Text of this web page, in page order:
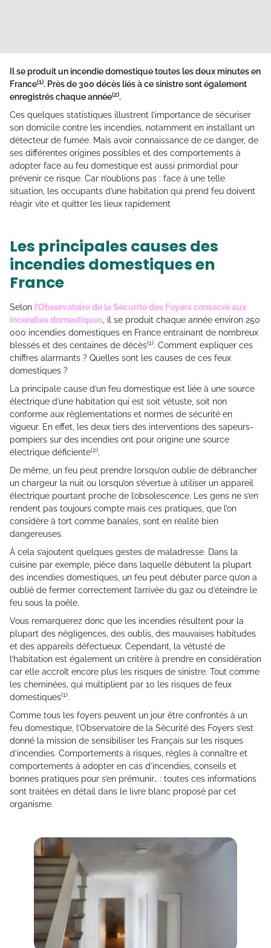
Il se produit un incendie domestique toutes les deux minutes en
France(1). Près de 300 décès liés à ce sinistre sont également
enregistrés chaque année(2).
Ces quelques statistiques illustrent l’importance de sécuriser
son domicile contre les incendies, notamment en installant un
détecteur de fumée. Mais avoir connaissance de ce danger, de
ses différentes origines possibles et des comportements à
adopter face au feu domestique est aussi primordial pour
prévenir ce risque. Car n’oublions pas : face à une telle
situation, les occupants d’une habitation qui prend feu doivent
réagir vite et quitter les lieux rapidement
Les principales causes des
incendies domestiques en
France
Selon l’Observatoire de la Sécurité des Foyers consacré aux
incendies domestiques , il se produit chaque année environ 250
000 incendies domestiques en France entrainant de nombreux
blessés et des centaines de décès(1). Comment expliquer ces
chiffres alarmants ? Quelles sont les causes de ces feux
domestiques ?
La principale cause d’un feu domestique est liée à une source
électrique d’une habitation qui est soit vétuste, soit non
conforme aux règlementations et normes de sécurité en
vigueur. En effet, les deux tiers des interventions des sapeurs-
pompiers sur des incendies ont pour origine une source
électrique déficiente(2).
De même, un feu peut prendre lorsqu’on oublie de débrancher
un chargeur la nuit ou lorsqu’on s’évertue à utiliser un appareil
électrique pourtant proche de l’obsolescence. Les gens ne s’en
rendent pas toujours compte mais ces pratiques, que l’on
considère à tort comme banales, sont en réalité bien
dangereuses.
À cela s’ajoutent quelques gestes de maladresse. Dans la
cuisine par exemple, pièce dans laquelle débutent la plupart
des incendies domestiques, un feu peut débuter parce qu’on a
oublié de fermer correctement l’arrivée du gaz ou d’éteindre le
feu sous la poêle.
Vous remarquerez donc que les incendies résultent pour la
plupart des négligences, des oublis, des mauvaises habitudes
et des appareils défectueux. Cependant, la vétusté de
l’habitation est également un critère à prendre en considération
car elle accroît encore plus les risques de sinistre. Tout comme
les cheminées, qui multiplient par 10 les risques de feux
domestiques(1).
Comme tous les foyers peuvent un jour être confrontés à un
feu domestique, l’Observatoire de la Sécurité des Foyers s’est
donné la mission de sensibiliser les Français sur les risques
d’incendies. Comportements à risques, règles à connaître et
comportements à adopter en cas d’incendies, conseils et
bonnes pratiques pour s’en prémunir… : toutes ces informations
sont traitées en détail dans le livre blanc proposé par cet
organisme.